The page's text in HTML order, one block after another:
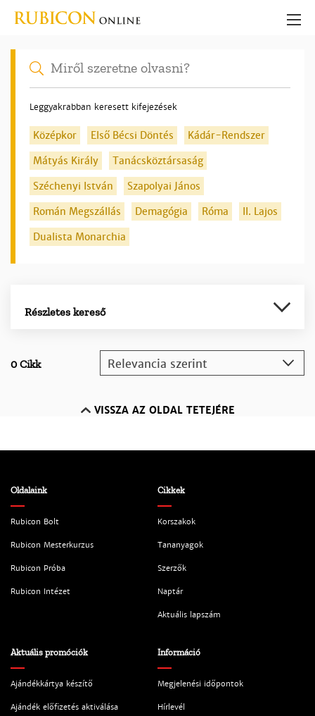
Leggyakrabban keresett kifejezések
Középkor Első Bécsi Döntés
Kádár-Rendszer
Mátyás Király
Tanácsköztársaság
Széchenyi István
Szapolyai János
Román Megszállás
Demagógia Róma
II. Lajos
Dualista Monarchia
Részletes kereső
0 Cikk Relevancia szerint
VISSZA AZ OLDAL TETEJÉRE
Oldalaink
Rubicon Bolt
Rubicon Mesterkurzus
Rubicon Próba
Rubicon Intézet
Cikkek
Korszakok
Tananyagok
Szerzők
Naptár
Aktuális lapszám
Aktuális promóciók
Ajándékkártya készítő
Ajándék előfizetés aktiválása
Információ
Megjelenési időpontok
Hírlevél